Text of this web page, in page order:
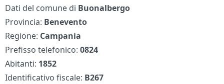
Dati del comune di Buonalbergo
Provincia: Benevento
Regione: Campania
Prefisso telefonico:0824
Abitanti: 1852
Identificativo fiscale: B267